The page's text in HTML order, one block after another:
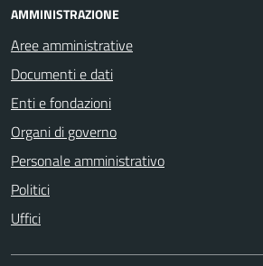
AMMINISTRAZIONE
Aree amministrative
Documenti e dati
Enti e fondazioni
Organi di governo
Personale amministrativo
Politici
Uffici